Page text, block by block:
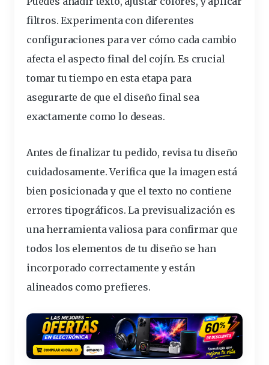
filtros.Experimenta con diferentes
configuraciones para ver cómo cada cambio
afecta el aspecto final del cojín. Es crucial
tomar tu tiempo en esta etapa para
asegurarte de que el diseño final sea
exactamente como lo deseas.
Antes de finalizar tu pedido, revisa tu diseño
cuidadosamente. Verifica que la imagen está
bien posicionada y que el texto no contiene
errores tipográficos.La previsualización es
unaherramienta valiosa para confirmar que
todos los elementos de tu diseño se han
incorporado correctamente y están
alineados como prefieres.